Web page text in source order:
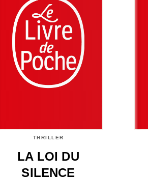
THRILLER
LA LOI DU
SILENCE